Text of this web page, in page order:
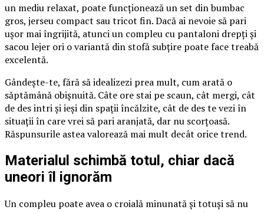
un mediu relaxat, poate funcționează un set din bumbac
gros, jerseu compact sau tricot fin. Dacă ai nevoie să pari
ușor mai îngrijită, atunci un compleu cu pantaloni drepți și
sacou lejer ori o variantă din stofă subțire poate face treabă
excelentă.
Gândește-te, fără să idealizezi prea mult, cum arată o
săptămână obișnuită. Câte ore stai pe scaun, cât mergi, cât
de des intri și ieși din spații încălzite, cât de des te vezi în
situații în care vrei să pari aranjată, dar nu scorțoasă.
Răspunsurile astea valorează mai mult decât orice trend.
Materialul schimbă totul, chiar dacă
uneori îl ignorăm
Un compleu poate avea o croială minunată și totuși să nu